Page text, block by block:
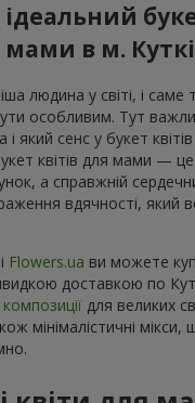
мами в м.
людина у світі, і саме
особливим. Тут
і який сенс у букет
квітів для мами —
а справжній
вдячності, який
Flowers.ua ви можете
доставкою по
для великих
мінімалістичні